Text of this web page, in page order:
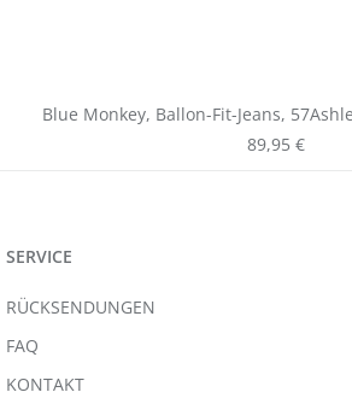
Blue Monkey, Ballon-Fit-Jeans,
Regulärer
89,95 €
SERVICE
RÜCKSENDUNGEN
FAQ
KONTAKT